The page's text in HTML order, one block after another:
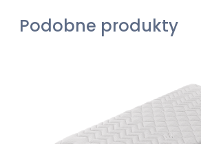
Podobne produkty